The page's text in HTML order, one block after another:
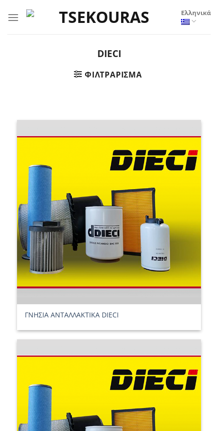
στο
Ελληνικά
DIECI
ΦΙΛΤΡΆΡΙΣΜΑ
ΓΝΗΣΙΑ ΑΝΤΑΛΛΑΚΤΙΚΑ DIECI